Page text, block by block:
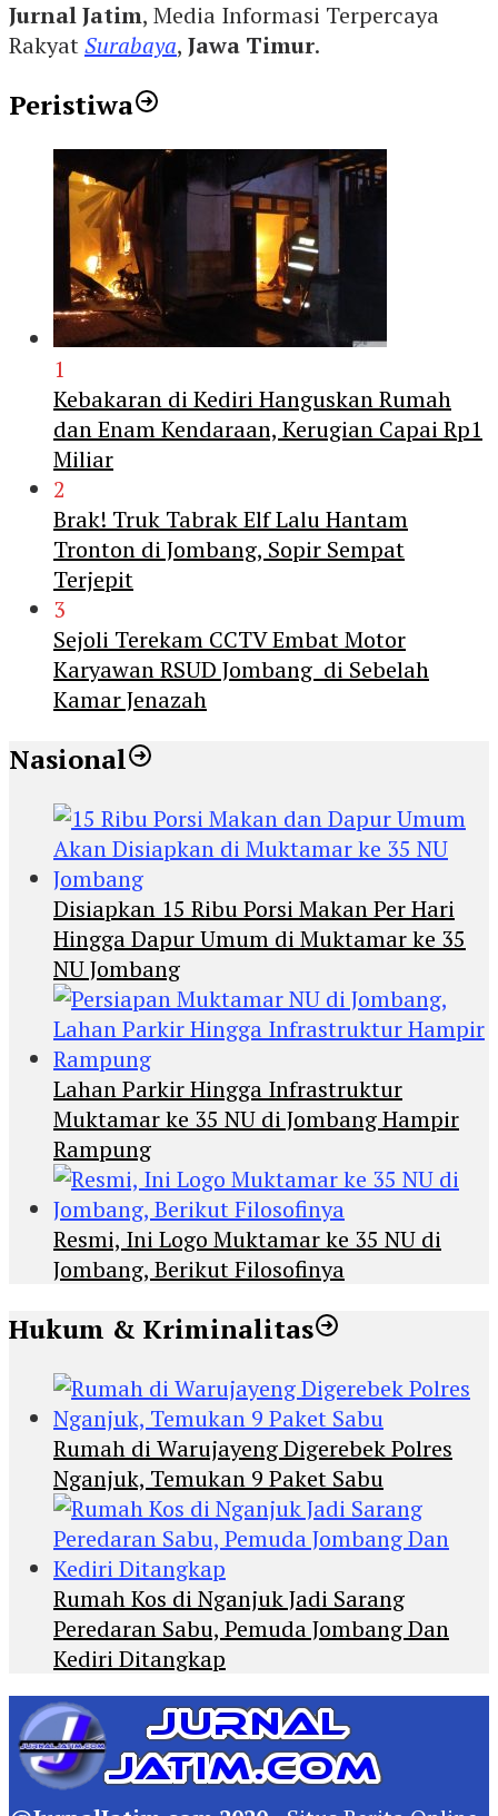
Jurnal Jatim, Media Informasi Terpercaya
RakyatSurabaya, Jawa Timur.
Peristiwa
1
Kebakaran di Kediri Hanguskan Rumah
dan Enam Kendaraan, Kerugian Capai Rp1
Miliar
2
Brak! Truk Tabrak Elf Lalu Hantam
Tronton di Jombang, Sopir Sempat
Terjepit
3
Sejoli Terekam CCTV Embat Motor
Karyawan RSUD Jombang di Sebelah
Kamar Jenazah
Nasional
Disiapkan 15 Ribu Porsi Makan Per Hari
Hingga Dapur Umum di Muktamar ke 35
NU Jombang
Lahan Parkir Hingga Infrastruktur
Muktamar ke 35 NU di Jombang Hampir
Rampung
Resmi, Ini Logo Muktamar ke 35 NU di
Jombang, Berikut Filosofinya
Hukum & Kriminalitas
Rumah di Warujayeng Digerebek Polres
Nganjuk, Temukan 9 Paket Sabu
Rumah Kos di Nganjuk Jadi Sarang
Peredaran Sabu, Pemuda Jombang Dan
Kediri Ditangkap